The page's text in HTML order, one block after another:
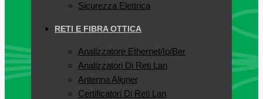
Sicurezza Elettrica
RETI E FIBRA OTTICA
Analizzatore Ethernet/Ip/Ber
Analizzatori Di Reti Lan
Antenna Aligner
Certificatori Di Reti Lan